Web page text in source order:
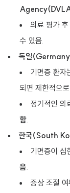
의료 평가 후
수 있음.
독일
기면증 환자
되면 제한적으
정기적인 의
함.
한국(South
기면증이 심
음.
증상 조절